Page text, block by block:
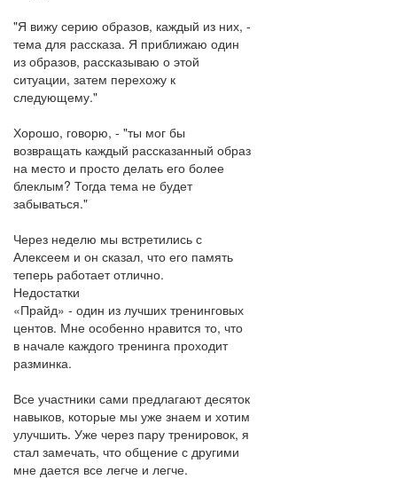
"Я вижу серию образов, каждый из них, -
тема для рассказа. Я приближаю один
из образов, рассказываю о этой
ситуации, затем перехожу к
следующему."
Хорошо, говорю, - "ты мог бы
возвращать каждый рассказанный образ
на место и просто делать его более
блеклым? Тогда тема не будет
забываться."
Через неделю мы встретились с
Алексеем и он сказал, что его память
теперь работает отлично.
Недостатки
«Прайд» - один из лучших тренинговых
центов. Мне особенно нравится то, что
в начале каждого тренинга проходит
разминка.
Все участники сами предлагают десяток
навыков, которые мы уже знаем и хотим
улучшить. Уже через пару тренировок, я
стал замечать, что общение с другими
мне дается все легче и легче.